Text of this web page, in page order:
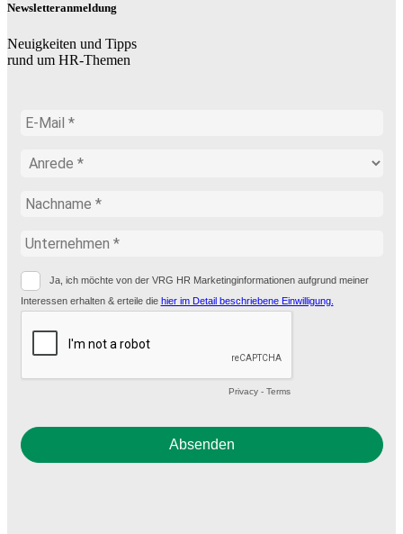
Newsletteranmeldung
Neuigkeiten und Tipps
rund um HR-Themen